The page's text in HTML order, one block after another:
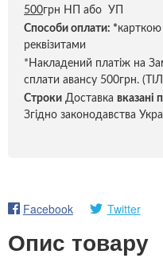
500грн НП або УП
Способи оплати: *карткою
реквізитами
*Накладений платіж на
сплати авансу 500грн.
Строки Доставка вказані
Згідно законодавства
Facebook Twitter
Опис товару